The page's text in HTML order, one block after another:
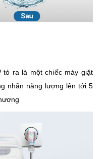
tỏ ra là một chiếc máy giặt
nhãn năng lượng lên tới 5